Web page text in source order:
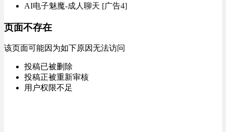
AI电子魅魔-成人聊天 [广告4]
页面不存在
该页面可能因为如下原因无法访问
投稿已被删除
投稿正被重新审核
用户权限不足